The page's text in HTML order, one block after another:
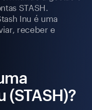
STASH.
Inu é uma
receber e
(STASH)?